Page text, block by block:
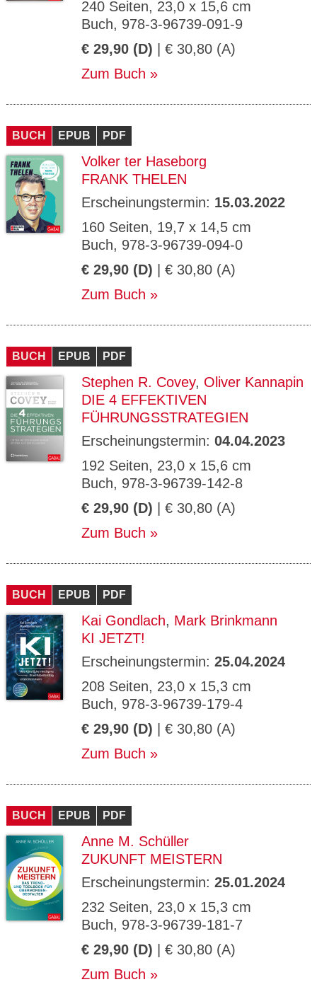
240 Seiten, 23,0 x 15,6 cm
Buch, 978-3-96739-091-9
€ 29,90 (D) | € 30,80 (A)
Zum Buch
BUCH EPUB PDF
Volker ter Haseborg
FRANK THELEN
Erscheinungstermin: 15.03.2022
160 Seiten, 19,7 x 14,5 cm
Buch, 978-3-96739-094-0
€ 29,90 (D) | € 30,80 (A)
Zum Buch
BUCH EPUB PDF
Stephen R. Covey, Oliver Kannapin
DIE 4 EFFEKTIVEN
FÜHRUNGSSTRATEGIEN
Erscheinungstermin: 04.04.2023
192 Seiten, 23,0 x 15,6 cm
Buch, 978-3-96739-142-8
€ 29,90 (D) | € 30,80 (A)
Zum Buch
BUCH EPUB PDF
Kai Gondlach, Mark Brinkmann
KI JETZT!
Erscheinungstermin: 25.04.2024
208 Seiten, 23,0 x 15,3 cm
Buch, 978-3-96739-179-4
€ 29,90 (D) | € 30,80 (A)
Zum Buch
BUCH EPUB PDF
Anne M. Schüller
ZUKUNFT MEISTERN
Erscheinungstermin: 25.01.2024
232 Seiten, 23,0 x 15,3 cm
Buch, 978-3-96739-181-7
€ 29,90 (D) | € 30,80 (A)
Zum Buch